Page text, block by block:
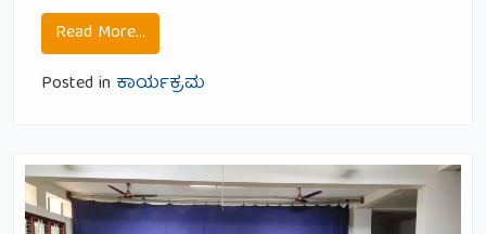
Read More…
Posted in ಕಾರ್ಯಕ್ರಮ